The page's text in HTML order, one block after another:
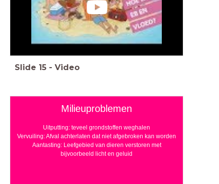
Slide 15 - Video
Milieuproblemen
Uitputting: teveel grondstoffen weghalen
Vervuiling: Afval achterlaten dat niet afgebroken kan worden
Aantasting: Leefgebied van dieren verstoren met
bijvoorbeeld licht en geluid